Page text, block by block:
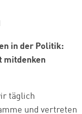
in der Politik:
mitdenken
täglich
und vertreten